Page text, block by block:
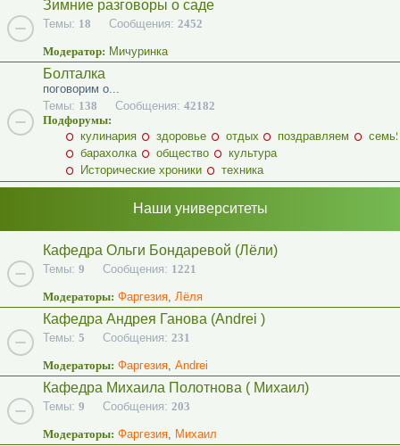
Зимние разговоры о саде
Темы: 18 Сообщения: 2452
Модератор: Мичуринка
Болталка
поговорим о...
Темы: 138 Сообщения: 42182
Подфорумы:
кулинария
здоровье отдых поздравляем
барахолка
общество
культура
Исторические хроники
техника
Наши университеты
Кафедра Ольги Бондаревой (Лёли)
Темы: 9 Сообщения: 1221
Модераторы: Фаргезия, Лёля
Кафедра Андрея Ганова (Andrei )
Темы: 5 Сообщения: 231
Модераторы: Фаргезия, Andrei
Кафедра Михаила Полотнова ( Михаил)
Темы: 9 Сообщения: 203
Модераторы: Фаргезия, Михаил